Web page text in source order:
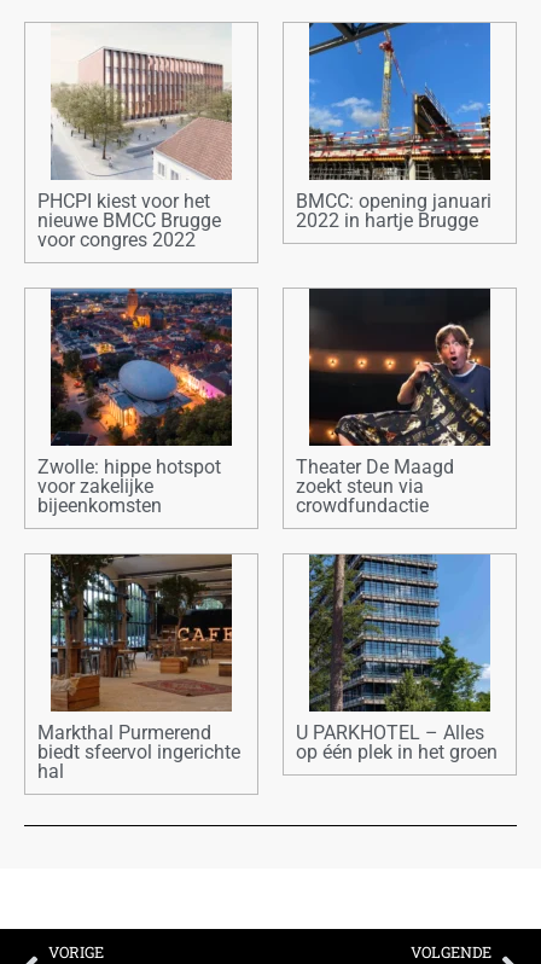
PHCPI kiest voor het
nieuwe BMCC Brugge
voor congres 2022
BMCC: opening januari
2022 in hartje Brugge
Zwolle: hippe hotspot
voor zakelijke
bijeenkomsten
Theater De Maagd
zoekt steun via
crowdfundactie
Markthal Purmerend
biedt sfeervol ingerichte
hal
U PARKHOTEL – Alles
op één plek in het groen
VORIGE VOLGENDE